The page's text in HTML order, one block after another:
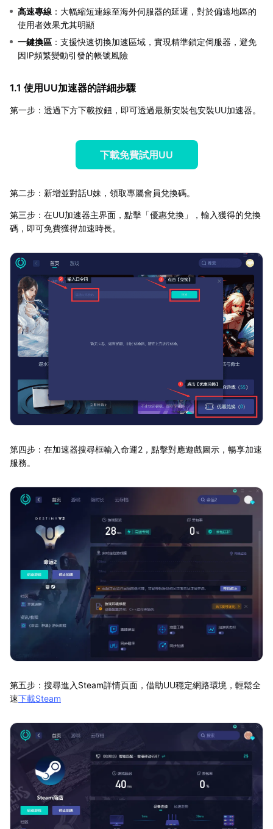
高速專線 ：大幅縮短連線至海外伺服器的延遲，對於偏遠地區的
使用者效果尤其明顯
一鍵換區 ：支援快速切換加速區域，實現精準鎖定伺服器，避免
因IP頻繁變動引發的帳號風險
1.1 使用UU加速器的詳細步驟
第一步：透過下方下載按鈕，即可透過最新安裝包安裝UU加速器。
下載免費試用UU
第二步：新增並對話U妹，領取專屬會員兌換碼。
第三步：在UU加速器主界面，點擊「優惠兌換」，輸入獲得的兌換
碼，即可免費獲得加速時長。
第四步：在加速器搜尋框輸入命運2，點擊對應遊戲圖示，暢享加速
服務。
第五步：搜尋進入Steam詳情頁面，借助UU穩定網路環境，輕鬆全
速下載Steam